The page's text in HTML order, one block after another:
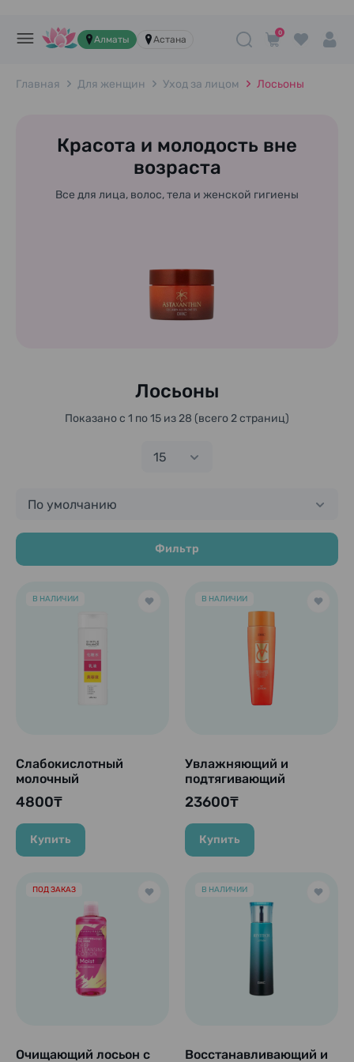
Алматы Астана
0
Главная Для женщин Уход за лицом Лосьоны
Красота и молодость вне
возраста
Все для лица, волос, тела и женской гигиены
Лосьоны
Показано с 1 по 15 из 28 (всего 2 страниц)
15
По умолчанию
Фильтр
В НАЛИЧИИ
Слабокислотный
молочный
увлажняющий лосьон
3 в 1 без добавок с
коллагеном "Simple
Balance Firming
Lotion", 220 мл.
4800₸
Купить
В НАЛИЧИИ
Увлажняющий и
подтягивающий
лосьон с витамином С
"VC Lotion", 150 мл.
23600₸
Купить
ПОД ЗАКАЗ
Очищающий лосьон с
В НАЛИЧИИ
Восстанавливающий и